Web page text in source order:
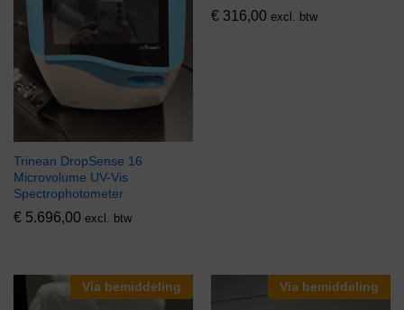
Trinean DropSense 16
Microvolume UV-Vis
Spectrophotometer
€ 5.696,00 excl. btw
€ 316,00 excl. btw
Via bemiddeling Via bemiddeling